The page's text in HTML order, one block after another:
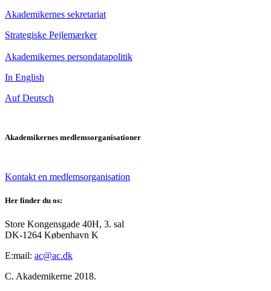
Akademikernes sekretariat
Strategiske Pejlemærker
Akademikernes persondatapolitik
In English
Auf Deutsch
Akademikernes medlemsorganisationer
Kontakt en medlemsorganisation
Her finder du os:
Store Kongensgade 40H, 3. sal
DK-1264 København K
E:mail: ac@ac.dk
C. Akademikerne 2018.